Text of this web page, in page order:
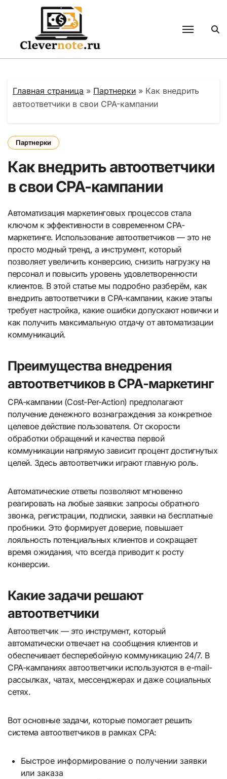
содержанию
Главная страница » Партнерки » Как внедрить
автоответчики в свои CPA-кампании
Партнерки
Как внедрить автоответчики
в свои CPA-кампании
Автоматизация маркетинговых процессов стала
ключом к эффективности в современном CPA-
маркетинге. Использование автоответчиков — это не
просто модный тренд, а инструмент, который
позволяет увеличить конверсию, снизить нагрузку на
персонал и повысить уровень удовлетворенности
клиентов. В этой статье мы подробно разберём, как
внедрить автоответчики в CPA-кампании, какие этапы
требует настройка, какие ошибки допускают новички и
как получить максимальную отдачу от автоматизации
коммуникаций.
Преимущества внедрения
автоответчиков в CPA-маркетинг
CPA-кампании (Cost-Per-Action) предполагают
получение денежного вознаграждения за конкретное
целевое действие пользователя. От скорости
обработки обращений и качества первой
коммуникации напрямую зависит процент достигнутых
целей. Здесь автоответчики играют главную роль.
Автоматические ответы позволяют мгновенно
реагировать на любые заявки: запросы обратного
звонка, регистрации, подписки, заявки на бесплатные
пробники. Это формирует доверие, повышает
лояльность потенциальных клиентов и сокращает
время ожидания, что всегда приводит к росту
конверсии.
Какие задачи решают
автоответчики
Автоответчик — это инструмент, который
автоматически отвечает на сообщения клиентов и
обеспечивает бесперебойную коммуникацию 24/7. В
CPA-кампаниях автоответчики используются в e-mail-
рассылках, чатах, мессенджерах и даже социальных
сетях.
Вот основные задачи, которые помогает решить
система автоответчиков в рамках CPA:
Быстрое информирование о получении заявки
или заказа